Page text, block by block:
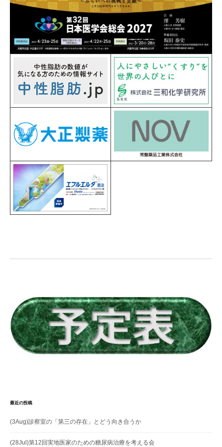
最近の投稿
(3Aug)診察室の「第三の存在」とどう向き合うか
(28Jul)第12回実地医家のための糖尿病治療を考える会